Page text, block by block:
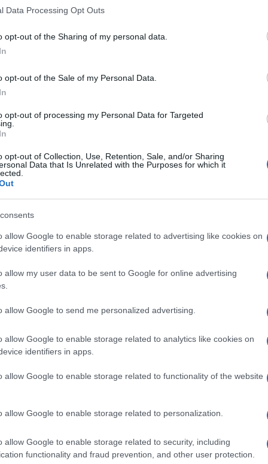
Data Processing Opt Outs
opt-out of the Sharing of my personal data.
opt-out of the Sale of my Personal Data.
opt-out of processing my Personal Data for Targeted
opt-out of Collection, Use, Retention, Sale, and/or Sharing
Data that Is Unrelated with the Purposes for which it
allow Google to enable storage related to advertising like cookies on
identifiers in apps.
allow my user data to be sent to Google for online advertising
allow Google to send me personalized advertising.
allow Google to enable storage related to analytics like cookies on
identifiers in apps.
allow Google to enable storage related to functionality of the website
allow Google to enable storage related to personalization.
allow Google to enable storage related to security, including
functionality and fraud prevention, and other user protection.
fino al 31 dicembre. A comandare
ibrida, elettrica).
deve superare quota 35mila euro per
plug in. Insomma niente sportive o
, è premiante per chi acquista un’auto
maggiormente
un’auto elettrica
che quasi raddoppia a 13.750 se
di reddito il bonus cala a 6mila euro
da 9mila a 11 euro a
carrozze. Anche in questo caso
vogliono un motore a benzina
che varia da 2mila a 3mila euro.
sull’altare dell’ecologismo quella che
mandare al macero.